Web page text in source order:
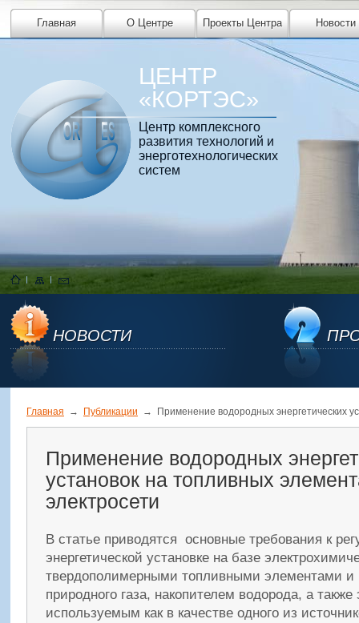
Главная О Центре Проекты Центра Новости
ЦЕНТР
«КОРТЭС»
Центр комплексного
развития технологий и
энерготехнологических
систем
НОВОСТИ
Главная → Публикации → Применение водородных энергетических
Применение водородных
установок на топливных
электросети
В статье приводятся основные требования к
энергетической установке на базе
твердополимерными топливными элементами и
природного газа, накопителем водорода, а
используемым как в качестве одного из